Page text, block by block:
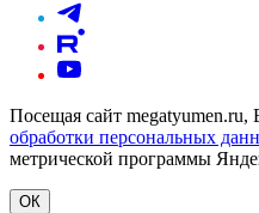
Посещая сайт megatyumen.ru,
обработки персональных
метрической программы
ОК